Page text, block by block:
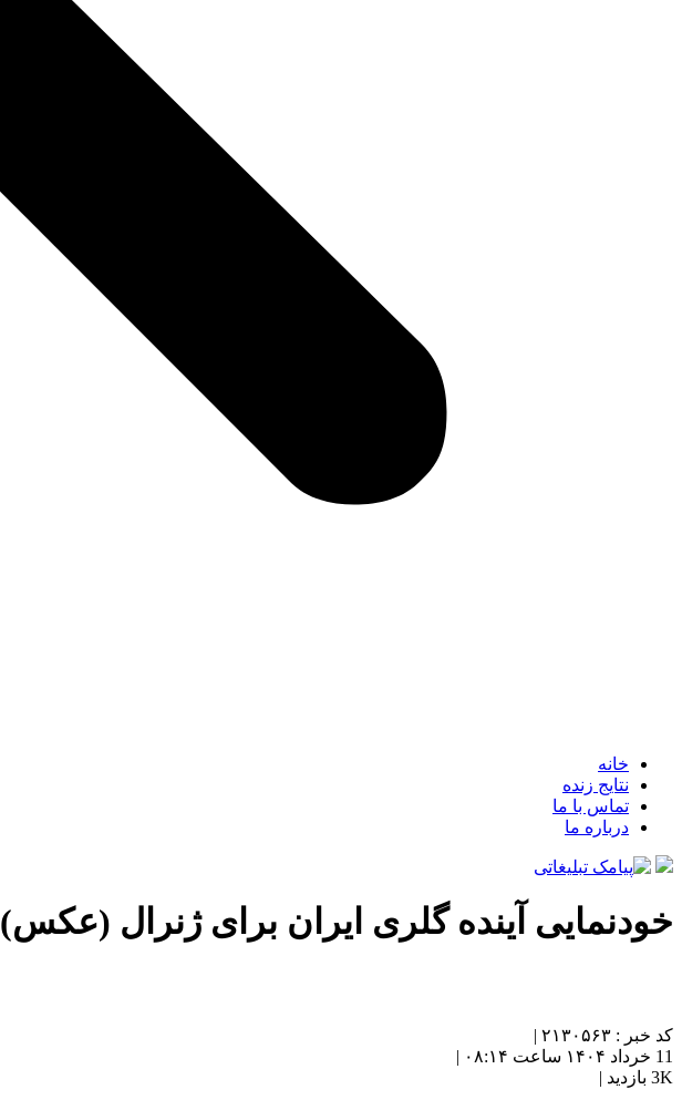
خانه
نتایج زنده
تماس با ما
درباره ما
خودنمایی آینده گلری ایران برای ژنرال (عکس)
کد خبر : ۲۱۳۰۵۶۳ |
11 خرداد ۱۴۰۴ ساعت ۰۸:۱۴ |
3K بازدید |